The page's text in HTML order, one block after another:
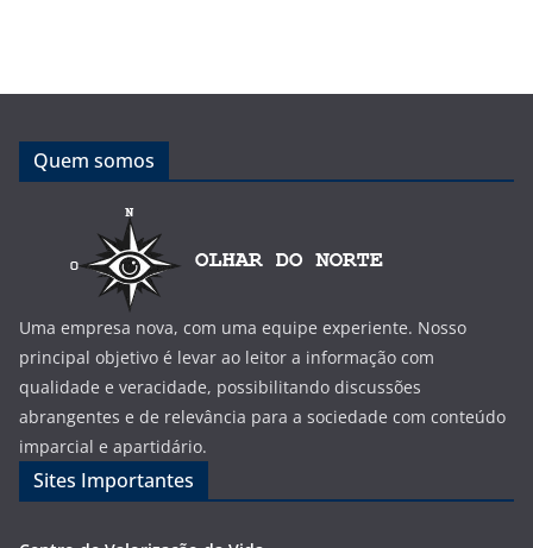
Quem somos
Uma empresa nova, com uma equipe experiente. Nosso
principal objetivo é levar ao leitor a informação com
qualidade e veracidade, possibilitando discussões
abrangentes e de relevância para a sociedade com conteúdo
imparcial e apartidário.
Sites Importantes